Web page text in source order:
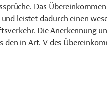
Das Übereinkommen
leistet dadurch einen
Die Anerkennung
in Art. V des